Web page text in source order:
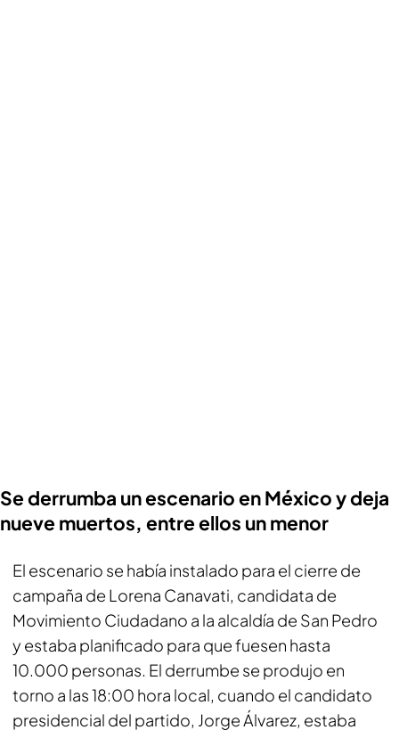
Se derrumba un escenario en México y deja
nueve muertos, entre ellos un menor
El escenario se había instalado para el cierre de
campaña de Lorena Canavati, candidata de
Movimiento Ciudadano a la alcaldía de San Pedro
y estaba planificado para que fuesen hasta
10.000 personas. El derrumbe se produjo en
torno a las 18:00 hora local, cuando el candidato
presidencial del partido, Jorge Álvarez, estaba